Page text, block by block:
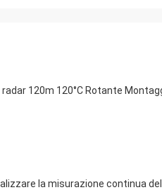
120m 120°C Rotante
la misurazione continua